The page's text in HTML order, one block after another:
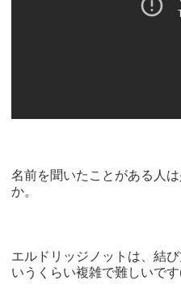
名前を聞いたことがある人
か。
エルドリッジノットは、結
いうくらい複雑で難しいで